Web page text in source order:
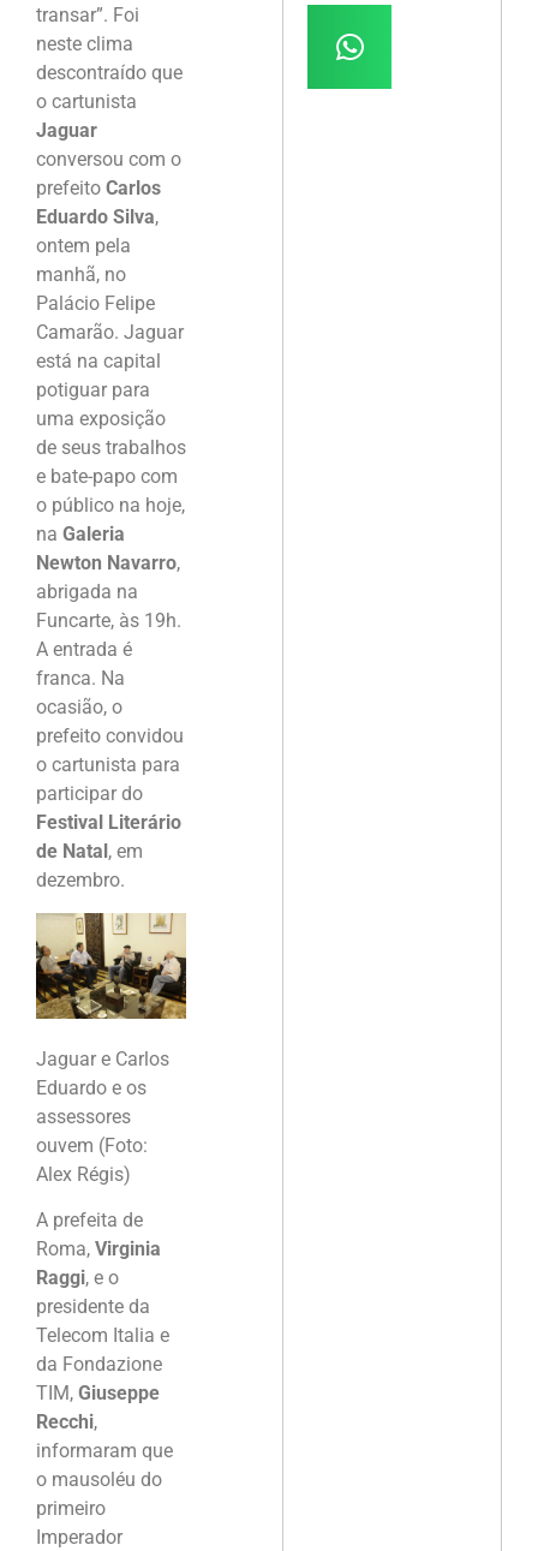
transar”. Foi
neste clima
descontraído que
o cartunista
Jaguar
conversou com o
prefeito Carlos
Eduardo Silva,
ontem pela
manhã, no
Palácio Felipe
Camarão. Jaguar
está na capital
potiguar para
uma exposição
de seus trabalhos
e bate-papo com
o público na hoje,
na Galeria
Newton Navarro,
abrigada na
Funcarte, às 19h.
A entrada é
franca. Na
ocasião, o
prefeito convidou
o cartunista para
participar do
Festival Literário
de Natal , em
dezembro.
Jaguar e Carlos
Eduardo e os
assessores
ouvem (Foto:
Alex Régis)
A prefeita de
Roma, Virginia
Raggi, e o
presidente da
Telecom Italia e
da Fondazione
TIM, Giuseppe
Recchi,
informaram que
o mausoléu do
primeiro
Imperador